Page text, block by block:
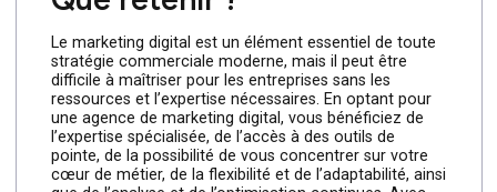
Une agence de marketing digital ne se contente pas
de lancer des campagnes et d’espérer le meilleur. Elle
analyse en permanence les performances de vos
campagnes, en utilisant des données et des analyses
pour identifier ce qui fonctionne et ce qui ne
fonctionne pas. En optimisant constamment vos
campagnes en fonction des résultats, une agence
peut maximiser votre retour sur investissement (ROI)
et améliorer continuellement vos résultats.